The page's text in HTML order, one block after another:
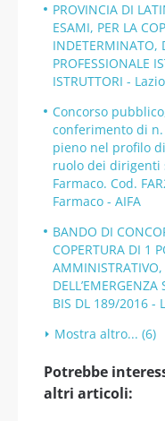
PROVINCIA DI
ESAMI, PER LA
INDETERMINATO,
PROFESSIONALE
ISTRUTTORI -
Concorso
conferimento di
pieno nel profilo
ruolo dei dirigenti
Farmaco. Cod.
Farmaco - AIFA
BANDO DI
COPERTURA DI 1
AMMINISTRATIVO,
BIS DL 189/2016 -
Mostra altro... (6)
Potrebbe
altri articoli: